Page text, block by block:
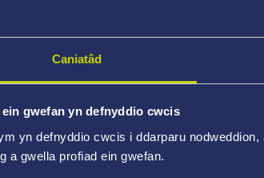
Caniatâd
ein gwefan yn defnyddio cwcis
yn defnyddio cwcis i ddarparu
a gwella profiad ein gwefan.
Gyfunol mae mwy o bobl dros 65 oed
'bunt lwyd' nawr werth £320 biliwn o
dros 50 oed yn berchen ar dros 75% o
prosiect y Sefydliad Diwydiannau
pwrpasol cyntaf ar Gampws Parc
sy'n heneiddio.